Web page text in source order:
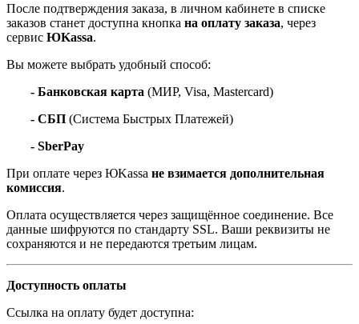
После подтверждения заказа, в личном кабинете в списке
заказов станет доступна кнопка на оплату заказа, через
сервис ЮKassa.
Вы можете выбрать удобный способ:
- Банковская карта (МИР, Visa, Mastercard)
- СБП (Система Быстрых Платежей)
- SberPay
При оплате через ЮKassa не взимается дополнительная
комиссия.
Оплата осуществляется через защищённое соединение. Все
данные шифруются по стандарту SSL. Ваши реквизиты не
сохраняются и не передаются третьим лицам.
Доступность оплаты
Ссылка на оплату будет доступна: